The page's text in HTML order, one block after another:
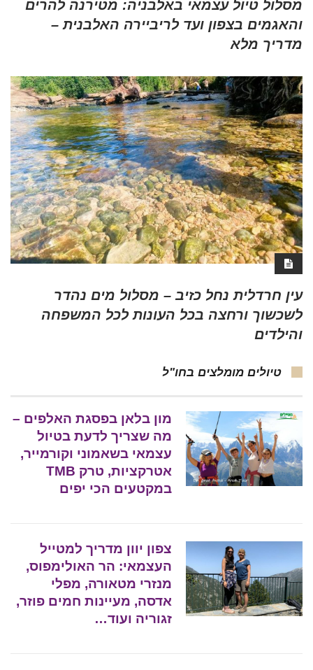
מסלול טיול עצמאי באלבניה: מטירנה להרים
והאגמים בצפון ועד לריביירה האלבנית –
מדריך מלא
עין חרדלית נחל כזיב – מסלול מים נהדר
לשכשוך ורחצה בכל העונות לכל המשפחה
והילדים
טיולים מומלצים בחו"ל
מון בלאן בפסגת האלפים –
מה שצריך לדעת בטיול
עצמאי בשאמוני וקורמייר,
אטרקציות, טרק TMB
במקטעים הכי יפים
צפון יוון מדריך למטייל
העצמאי: הר האולימפוס,
מנזרי מטאורה, מפלי
אדסה, מעיינות חמים פוזר,
זגוריה ועוד…